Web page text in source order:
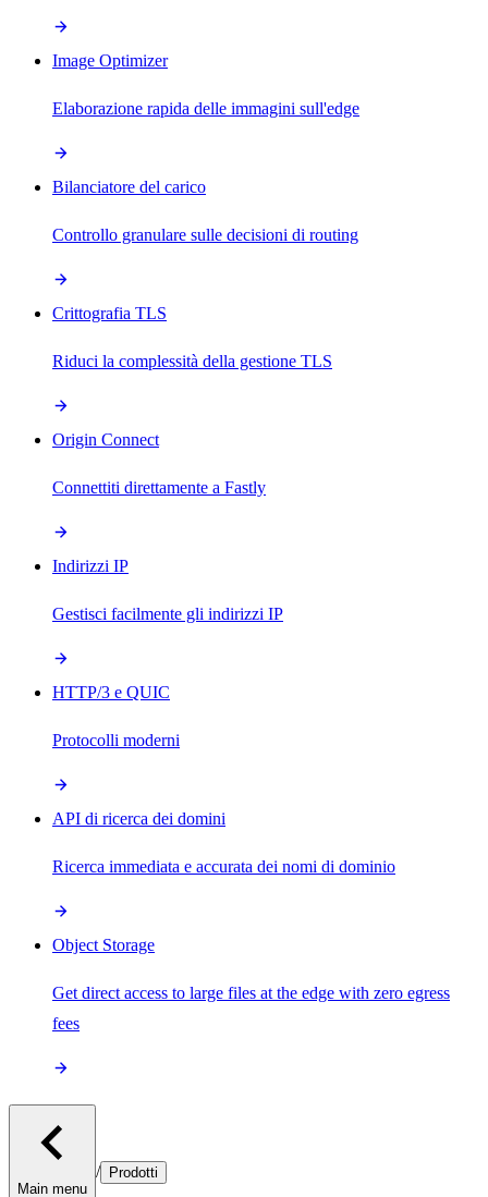
Image Optimizer
Elaborazione rapida delle immagini sull'edge
Bilanciatore del carico
Controllo granulare sulle decisioni di routing
Crittografia TLS
Riduci la complessità della gestione TLS
Origin Connect
Connettiti direttamente a Fastly
Indirizzi IP
Gestisci facilmente gli indirizzi IP
HTTP/3 e QUIC
Protocolli moderni
API di ricerca dei domini
Ricerca immediata e accurata dei nomi di dominio
Object Storage
Get direct access to large files at the edge with zero egress
fees
Main menu
/ Prodotti